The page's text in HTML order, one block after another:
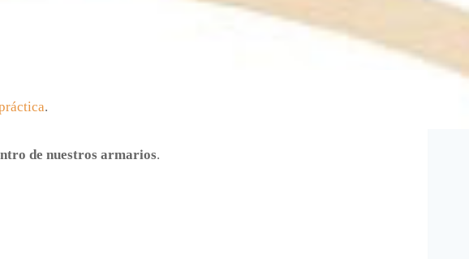
.
de nuestros armarios.